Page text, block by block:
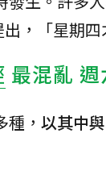
，「星期
最混亂
， 以其中